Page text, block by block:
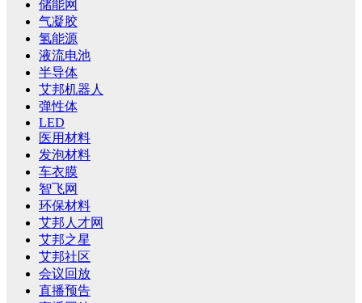
储能网
气凝胶
氢能源
液流电池
半导体
艾邦机器人
弹性体
LED
医用材料
发泡材料
车衣膜
智飞网
环保材料
艾邦人才网
艾邦之星
艾邦社区
会议回放
直播预告